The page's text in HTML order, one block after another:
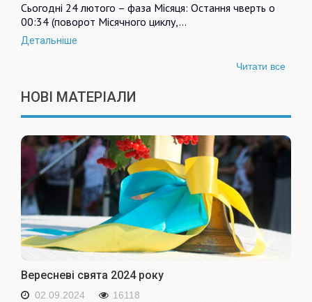
Сьогодні 24 лютого – фаза Місяця: Остання чверть о
00:34 (поворот Місячного циклу,…
Детальніше
Читати все
НОВІ МАТЕРІАЛИ
Вересневі свята 2024 року
02.09.2024 16118